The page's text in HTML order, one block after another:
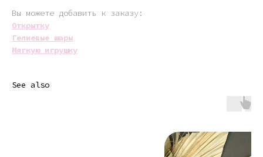
Вы можете добавить к заказу:
Открытку
Гелиевые шары
Мягкую игрушку
See also